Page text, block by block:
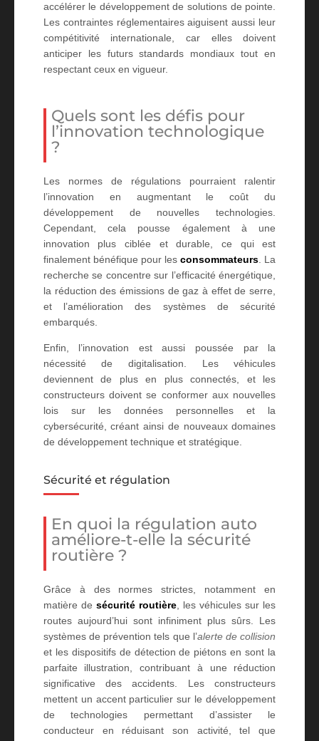
accélérer le développement de solutions de pointe.
Les contraintes réglementaires aiguisent aussi leur
compétitivité internationale, car elles doivent
anticiper les futurs standards mondiaux tout en
respectant ceux en vigueur.
Quels sont les défis pour
l’innovation technologique
?
Les normes de régulations pourraient ralentir
l’innovation en augmentant le coût du
développement de nouvelles technologies.
Cependant, cela pousse également à une
innovation plus ciblée et durable, ce qui est
finalement bénéfique pour lesconsommateurs. La
recherche se concentre sur l’efficacité énergétique,
la réduction des émissions de gaz à effet de serre,
et l’amélioration des systèmes de sécurité
embarqués.
Enfin, l’innovation est aussi poussée par la
nécessité de digitalisation. Les véhicules
deviennent de plus en plus connectés, et les
constructeurs doivent se conformer aux nouvelles
lois sur les données personnelles et la
cybersécurité, créant ainsi de nouveaux domaines
de développement technique et stratégique.
Sécurité et régulation
En quoi la régulation auto
améliore-t-elle la sécurité
routière ?
Grâce à des normes strictes, notamment en
matière de sécurité routière, les véhicules sur les
routes aujourd’hui sont infiniment plus sûrs. Les
systèmes de prévention tels que l’alerte de collision
et les dispositifs de détection de piétons en sont la
parfaite illustration, contribuant à une réduction
significative des accidents. Les constructeurs
mettent un accent particulier sur le développement
de technologies permettant d’assister le
conducteur en réduisant son activité, tel que